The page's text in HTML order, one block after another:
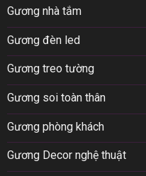
Gương nhà tắm
Gương đèn led
Gương treo tường
Gương soi toàn thân
Gương phòng khách
Gương Decor nghệ thuật